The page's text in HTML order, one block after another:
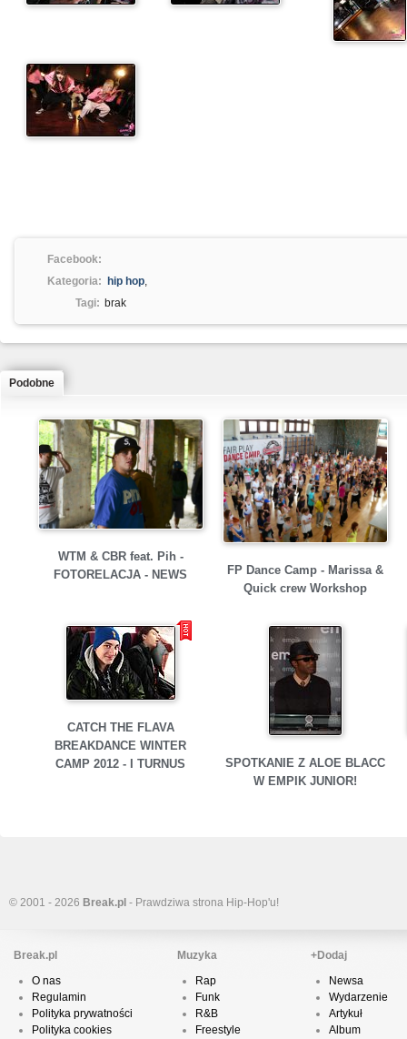
Facebook:
Kategoria:
hip hop,
Tagi: brak
Podobne
WTM & CBR feat. Pih -
FOTORELACJA - NEWS
FP Dance Camp - Marissa &
Quick crew Workshop
CATCH THE FLAVA
BREAKDANCE WINTER
CAMP 2012 - I TURNUS
SPOTKANIE Z ALOE BLACC
W EMPIK JUNIOR!
© 2001 - 2026 Break.pl - Prawdziwa strona Hip-Hop'u!
Break.pl
O nas
Regulamin
Polityka prywatności
Polityka cookies
Muzyka
Rap
Funk
R&B
Freestyle
+Dodaj
Newsa
Wydarzenie
Artykuł
Album